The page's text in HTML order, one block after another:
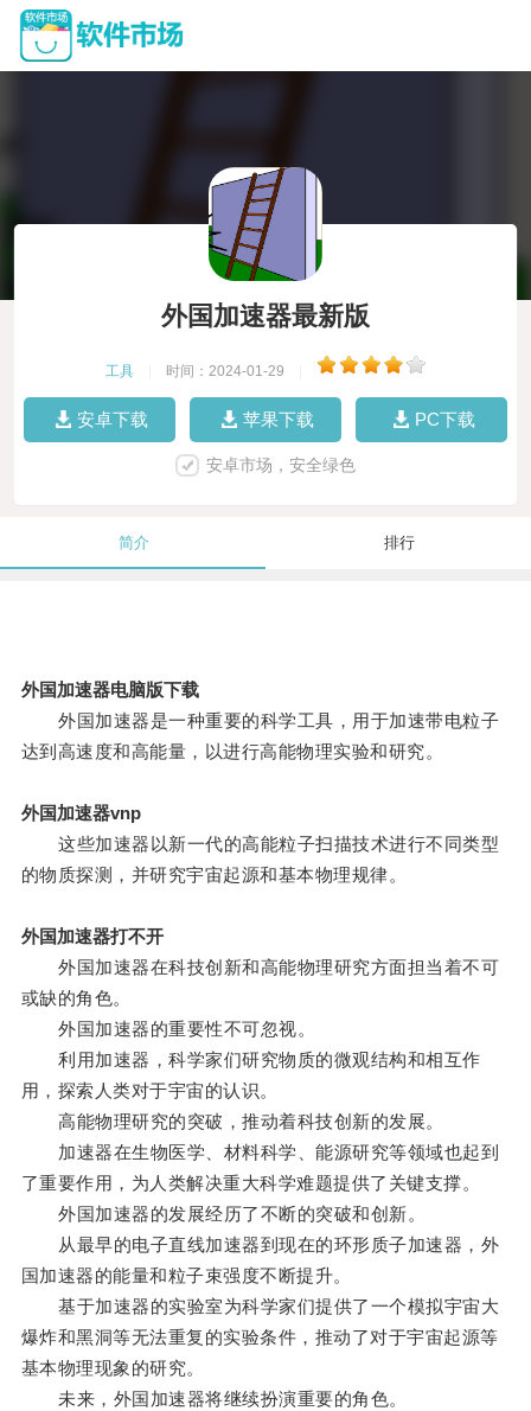
外国加速器最新版
工具 时间：2024-01-29
安卓下载 苹果下载 PC下载
安卓市场，安全绿色
简介 排行
外国加速器电脑版下载
外国加速器是一种重要的科学工具，用于加速带电粒子
达到高速度和高能量，以进行高能物理实验和研究。
外国加速器vnp
这些加速器以新一代的高能粒子扫描技术进行不同类型
的物质探测，并研究宇宙起源和基本物理规律。
外国加速器打不开
外国加速器在科技创新和高能物理研究方面担当着不可
或缺的角色。
外国加速器的重要性不可忽视。
利用加速器，科学家们研究物质的微观结构和相互作
用，探索人类对于宇宙的认识。
高能物理研究的突破，推动着科技创新的发展。
加速器在生物医学、材料科学、能源研究等领域也起到
了重要作用，为人类解决重大科学难题提供了关键支撑。
外国加速器的发展经历了不断的突破和创新。
从最早的电子直线加速器到现在的环形质子加速器，外
国加速器的能量和粒子束强度不断提升。
基于加速器的实验室为科学家们提供了一个模拟宇宙大
爆炸和黑洞等无法重复的实验条件，推动了对于宇宙起源等
基本物理现象的研究。
未来，外国加速器将继续扮演重要的角色。